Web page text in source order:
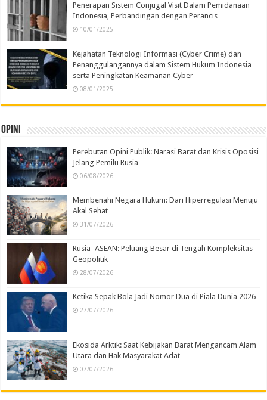
Penerapan Sistem Conjugal Visit Dalam Pemidanaan
Indonesia, Perbandingan dengan Perancis
10/01/2025
Kejahatan Teknologi Informasi (Cyber Crime) dan
Penanggulangannya dalam Sistem Hukum Indonesia
serta Peningkatan Keamanan Cyber
08/01/2025
Opini
Perebutan Opini Publik: Narasi Barat dan Krisis Oposisi
Jelang Pemilu Rusia
06/08/2026
Membenahi Negara Hukum: Dari Hiperregulasi Menuju
Akal Sehat
31/07/2026
Rusia–ASEAN: Peluang Besar di Tengah Kompleksitas
Geopolitik
28/07/2026
Ketika Sepak Bola Jadi Nomor Dua di Piala Dunia 2026
27/07/2026
Ekosida Arktik: Saat Kebijakan Barat Mengancam Alam
Utara dan Hak Masyarakat Adat
07/07/2026